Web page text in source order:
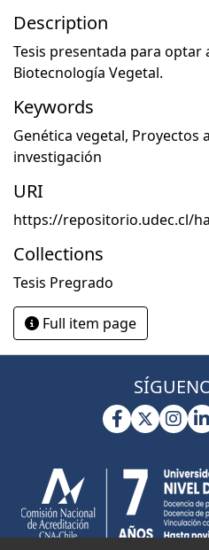
Description
Tesis presentada para
Biotecnología Vegetal.
Keywords
Genética vegetal, Proyectos
investigación
URI
https://repositorio.udec.cl/
Collections
Tesis Pregrado
Full item page